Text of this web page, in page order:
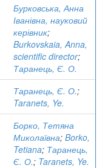
Бурковська, Анна
Іванівна, науковий
керівник;
Burkovskaia, Anna,
scientific director;
Таранець, Є. О.
Таранець, Є. О.;
Taranets, Ye.
Борко, Тетяна
Миколаївна; Borko,
Tetiana; Таранець,
Є. О.; Taranets, Ye.